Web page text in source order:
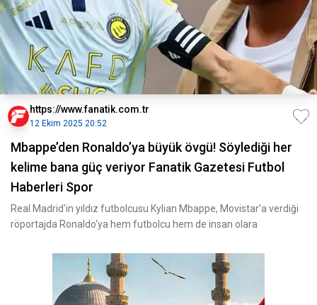
https://www.fanatik.com.tr
12 Ekim 2025 20:52
Mbappe’den Ronaldo’ya büyük övgü! Söylediği her
kelime bana güç veriyor Fanatik Gazetesi Futbol
Haberleri Spor
Real Madrid'in yıldız futbolcusu Kylian Mbappe, Movistar'a verdiği
röportajda Ronaldo'ya hem futbolcu hem de insan olara